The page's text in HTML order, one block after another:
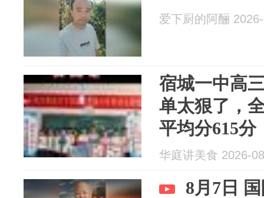
爱下厨的阿酾
宿城一中高
单太狠了，
平均分615分
华庭讲美食 2026-
8月7日